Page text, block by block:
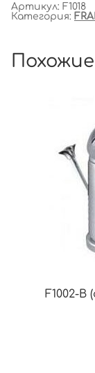
Артикул: F1018
Категория:
F1002-